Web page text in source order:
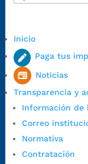
Inicio
Paga tus
Noticias
Transparencia y
Información de
Correo
Normativa
Contratación
Dirección Fase II:
Código Postal:
Horario de Atención:
1:00 p.m. a 5:30
7:00 a.m. a 5:00
Horario de Atención